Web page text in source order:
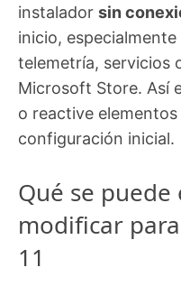
instalador sin
inicio,
telemetría, servicios
Microsoft Store. Así
o reactive
configuración inicial.
Qué se
modificar
11